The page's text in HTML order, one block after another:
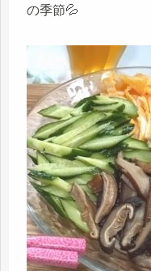
の季節💦